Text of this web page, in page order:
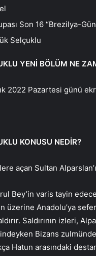
Son 16 “Brezilya-
Selçuklu
YENİ BÖLÜM NE
2022 Pazartesi günü
KONUSU NEDİR?
açan Sultan
Bey’in varis tayin
üzerine Anadolu’ya
Saldırının izleri,
Bizans
Hatun arasındaki